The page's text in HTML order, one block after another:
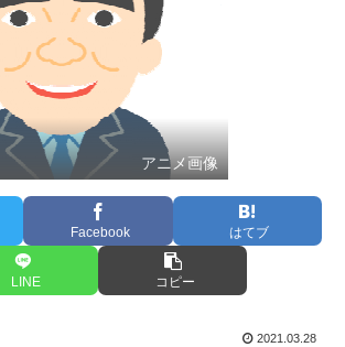
アニメ画像
Facebook はてブ
LINE コピー
2021.03.28